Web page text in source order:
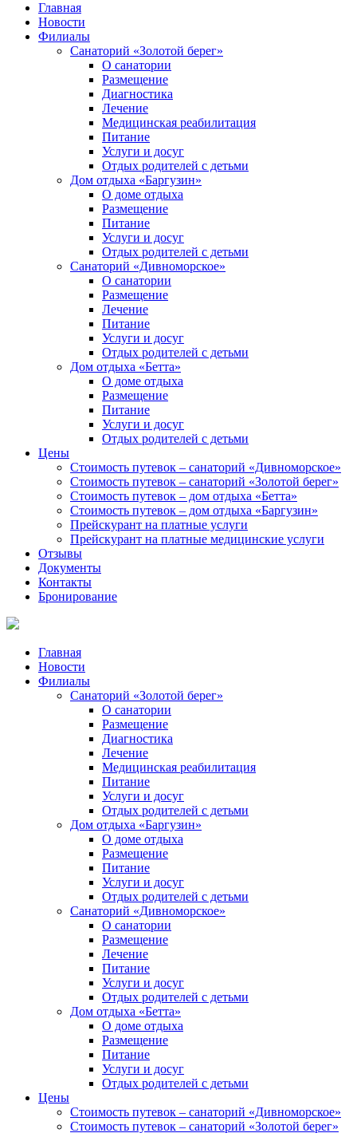
Главная
Новости
Филиалы
Санаторий «Золотой берег»
О санатории
Размещение
Диагностика
Лечение
Медицинская реабилитация
Питание
Услуги и досуг
Отдых родителей с детьми
Дом отдыха «Баргузин»
О доме отдыха
Размещение
Питание
Услуги и досуг
Отдых родителей с детьми
Санаторий «Дивноморское»
О санатории
Размещение
Лечение
Питание
Услуги и досуг
Отдых родителей с детьми
Дом отдыха «Бетта»
О доме отдыха
Размещение
Питание
Услуги и досуг
Отдых родителей с детьми
Цены
Стоимость путевок – санаторий «Дивноморское»
Стоимость путевок – санаторий «Золотой берег»
Стоимость путевок – дом отдыха «Бетта»
Стоимость путевок – дом отдыха «Баргузин»
Прейскурант на платные услуги
Прейскурант на платные медицинские услуги
Отзывы
Документы
Контакты
Бронирование
Главная
Новости
Филиалы
Санаторий «Золотой берег»
О санатории
Размещение
Диагностика
Лечение
Медицинская реабилитация
Питание
Услуги и досуг
Отдых родителей с детьми
Дом отдыха «Баргузин»
О доме отдыха
Размещение
Питание
Услуги и досуг
Отдых родителей с детьми
Санаторий «Дивноморское»
О санатории
Размещение
Лечение
Питание
Услуги и досуг
Отдых родителей с детьми
Дом отдыха «Бетта»
О доме отдыха
Размещение
Питание
Услуги и досуг
Отдых родителей с детьми
Цены
Стоимость путевок – санаторий «Дивноморское»
Стоимость путевок – санаторий «Золотой берег»